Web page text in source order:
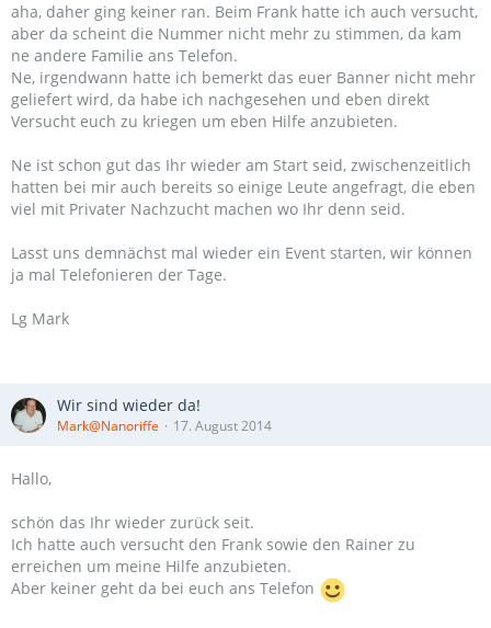
aha, daher ging keiner ran. Beim Frank hatte ich auch versucht,
aber da scheint die Nummer nicht mehr zu stimmen, da kam
ne andere Familie ans Telefon.
Ne, irgendwann hatte ich bemerkt das euer Banner nicht mehr
geliefert wird, da habe ich nachgesehen und eben direkt
Versucht euch zu kriegen um eben Hilfe anzubieten.
Ne ist schon gut das Ihr wieder am Start seid, zwischenzeitlich
hatten bei mir auch bereits so einige Leute angefragt, die eben
viel mit Privater Nachzucht machen wo Ihr denn seid.
Lasst uns demnächst mal wieder ein Event starten, wir können
ja mal Telefonieren der Tage.
Lg Mark
Wir sind wieder da!
Mark@Nanoriffe 17. August 2014
Hallo,
schön das Ihr wieder zurück seit.
Ich hatte auch versucht den Frank sowie den Rainer zu
erreichen um meine Hilfe anzubieten.
Aber keiner geht da bei euch ans Telefon